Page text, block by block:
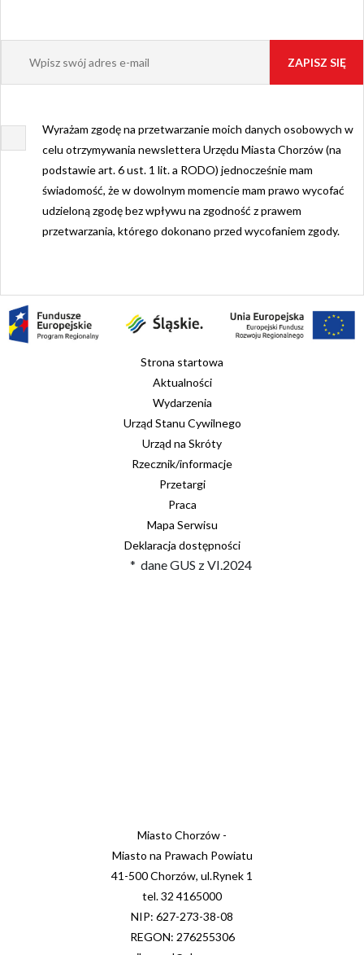
Wyrażam zgodę na przetwarzanie moich danych osobowych w
celu otrzymywania newslettera Urzędu Miasta Chorzów (na
podstawie art. 6 ust. 1 lit. a RODO) jednocześnie mam
świadomość, że w dowolnym momencie mam prawo wycofać
udzieloną zgodę bez wpływu na zgodność z prawem
przetwarzania, którego dokonano przed wycofaniem zgody.
Strona startowa
Aktualności
Wydarzenia
Urząd Stanu Cywilnego
Urząd na Skróty
Rzecznik/informacje
Przetargi
Praca
Mapa Serwisu
Deklaracja dostępności
* dane GUS z VI.2024
Miasto Chorzów -
Miasto na Prawach Powiatu
41-500 Chorzów, ul.Rynek 1
tel. 32 4165000
NIP: 627-273-38-08
REGON: 276255306